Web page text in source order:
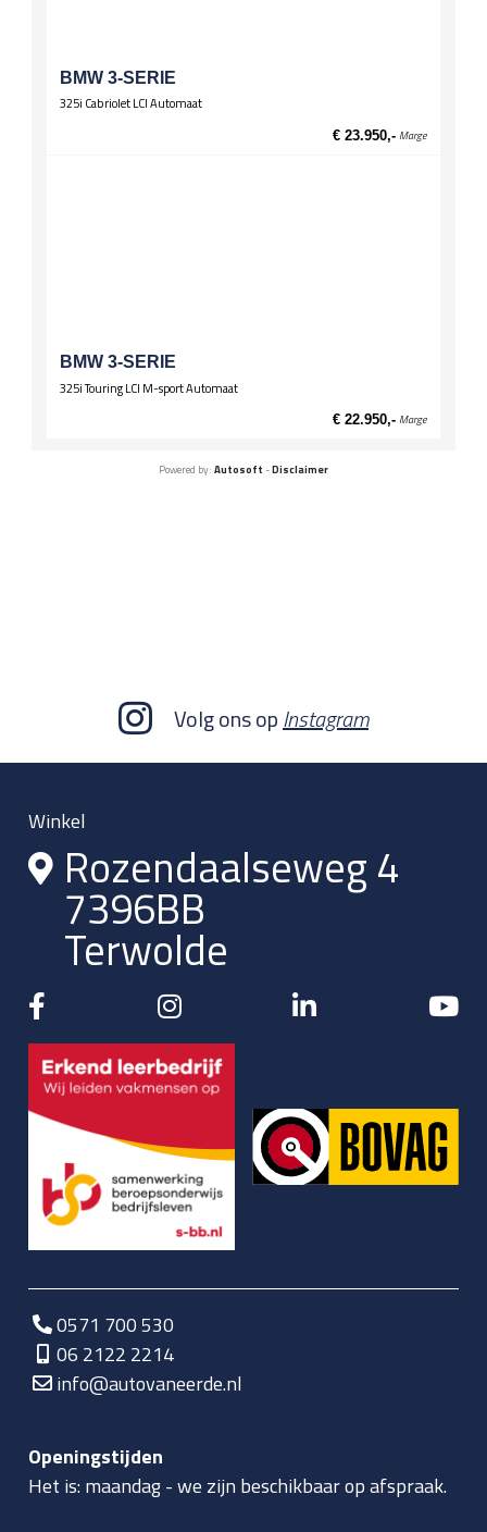
BMW 3-SERIE
325i Cabriolet LCI Automaat
€ 23.950,- Marge
BMW 3-SERIE
325i Touring LCI M-sport Automaat
€ 22.950,- Marge
Powered by: Autosoft -Disclaimer
Volg ons opInstagram
Winkel
Rozendaalseweg 4
7396BB
Terwolde
0571 700 530
06 2122 2214
info@autovaneerde.nl
Openingstijden
Het is:maandag-we zijn beschikbaar op afspraak.